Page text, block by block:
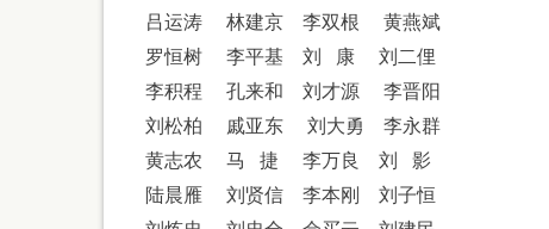
吕运涛
林建京 李双根
黄燕斌
罗恒树
李平基 刘 康
刘二俚
李积程
孔来和 刘才源
李晋阳
刘松柏
戚亚东 刘大勇
李永群
黄志农
马 捷 李万良 刘
影
陆晨雁
刘贤信 李本刚
刘子恒